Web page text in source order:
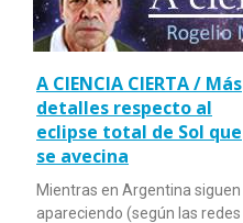
A CIENCIA CIERTA / Más
detalles respecto al
eclipse total de Sol que
se avecina
Mientras en Argentina siguen
apareciendo (según las redes